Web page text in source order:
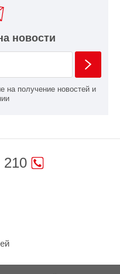
новости
на получение новостей и
210